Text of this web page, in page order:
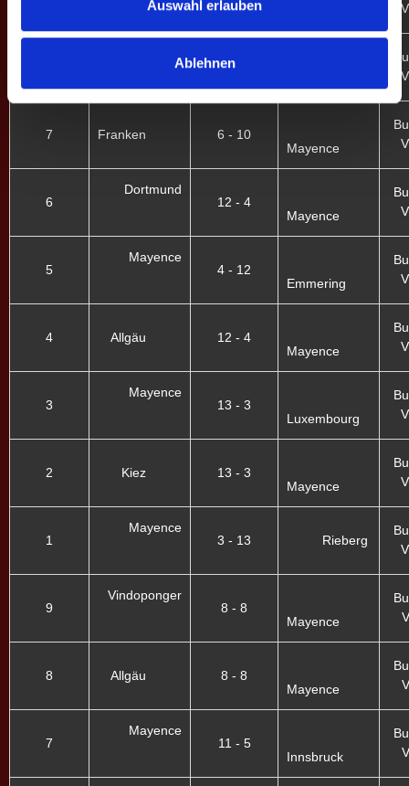
Auswahl erlauben
Ablehnen
5 - 11
7 Franken
6 - 10
Mayence
6
Dortmund
12 - 4
Mayence
5
Mayence
4 - 12
Emmering
4 Allgäu
12 - 4
Mayence
3
Mayence
13 - 3
Luxembourg
2 Kiez
13 - 3
Mayence
1
Mayence
3 - 13
Rieberg
9
Vindoponger
8 - 8
Mayence
8 Allgäu
8 - 8
Mayence
7
Mayence
11 - 5
Innsbruck